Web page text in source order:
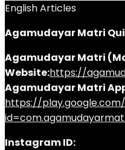
English Articles
Agamudayar Matri
Agamudayar Matri
Website:https://
Agamudayar Matri
https://
Instagram ID: